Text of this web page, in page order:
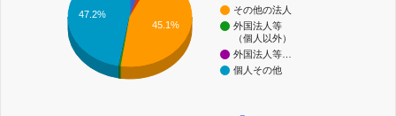
その他の法人
外国法人等
（個人以外）
外国法人等…
個人その他
47.2%
45.1%